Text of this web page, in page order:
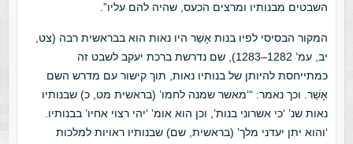
השבטים מבנותיו ומרצים הכעס, שהיה להם עליו”.
המקור הבסיסי לפיו בנות אָשֵׁר היו נאות הוא בבראשית רבה (צט,
יב, עמ’ 1282–1283), שם נדרשת ברכת יעקב לשבט זה
כמתייחסת להיותן של בנותיו נאות, תוך קישור עם מדרש השם
אָשֵׁר. וכך נאמר: “‘מאשר שמנה לחמו’ (בראשית מט, כ) שבנותיו
נאות שנ’ ‘כי אשרוני בנות’, וכן הוא אומ’ ‘יהי רצוי אחיו’ בבנותיו.
‘והוא יתן יעדני מלך’ (בראשית, שם) שבנותיו ראויות למלכות